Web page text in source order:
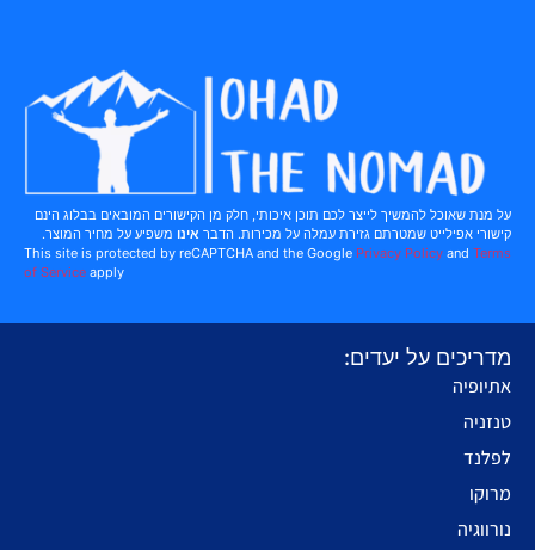
על מנת שאוכל להמשיך לייצר לכם תוכן איכותי, חלק מן הקישורים המובאים בבלוג הינם
קישורי אפילייט שמטרתם גזירת עמלה על מכירות. הדבר אינו משפיע על מחיר המוצר.
This site is protected by reCAPTCHA and the Google Privacy Policy and Terms
of Service apply
מדריכים על יעדים:
אתיופיה
טנזניה
לפלנד
מרוקו
נורווגיה